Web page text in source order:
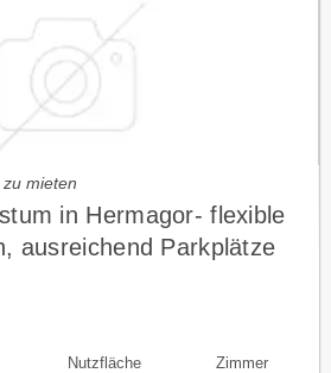
mieten
in Hermagor- flexible
ausreichend Parkplätze
Nutzfläche Zimmer